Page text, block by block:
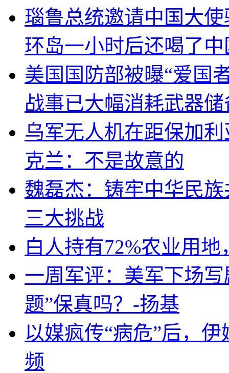
瑙鲁总统邀请中国大
环岛一小时后还喝了
美国国防部被曝“爱国
战事已大幅消耗武器储
乌军无人机在距保加
克兰：不是故意的
魏磊杰：铸牢中华民
三大挑战
白人持有72%农业用
一周军评：美军下场
题”保真吗？-扬基
以媒疯传“病危”后，
频